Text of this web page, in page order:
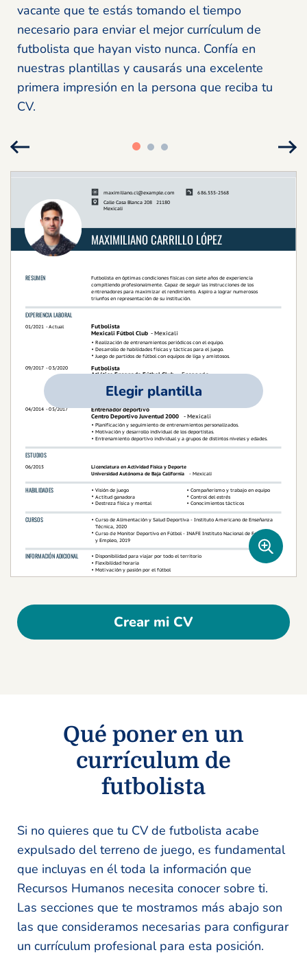
vacante que te estás tomando el tiempo
necesario para enviar el mejor currículum de
futbolista que hayan visto nunca. Confía en
nuestras plantillas y causarás una excelente
primera impresión en la persona que reciba tu
CV.
Elegir plantilla
Crear mi CV
Qué poner en un
currículum de
futbolista
Si no quieres que tu CV de futbolista acabe
expulsado del terreno de juego, es fundamental
que incluyas en él toda la información que
Recursos Humanos necesita conocer sobre ti.
Las secciones que te mostramos más abajo son
las que consideramos necesarias para configurar
un currículum profesional para esta posición.